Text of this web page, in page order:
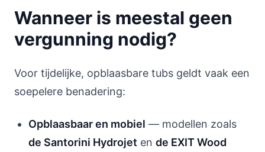
Wanneer is meestal geen
vergunning nodig?
Voor tijdelijke, opblaasbare tubs geldt vaak een
soepelere benadering:
Opblaasbaar en mobiel — modellen zoals
de Santorini Hydrojet en de EXIT Wood